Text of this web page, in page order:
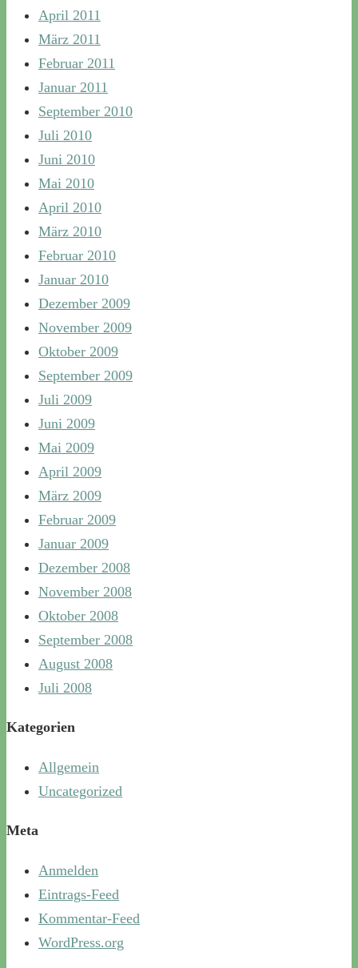
April 2011
März 2011
Februar 2011
Januar 2011
September 2010
Juli 2010
Juni 2010
Mai 2010
April 2010
März 2010
Februar 2010
Januar 2010
Dezember 2009
November 2009
Oktober 2009
September 2009
Juli 2009
Juni 2009
Mai 2009
April 2009
März 2009
Februar 2009
Januar 2009
Dezember 2008
November 2008
Oktober 2008
September 2008
August 2008
Juli 2008
Kategorien
Allgemein
Uncategorized
Meta
Anmelden
Eintrags-Feed
Kommentar-Feed
WordPress.org